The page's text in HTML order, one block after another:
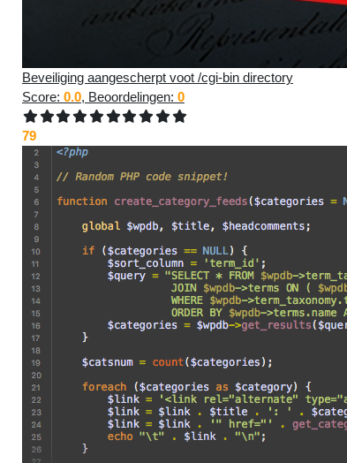
Beveiliging aangescherpt voot /cgi-bin directory
Score: 0.0, Beoordelingen: 0
79